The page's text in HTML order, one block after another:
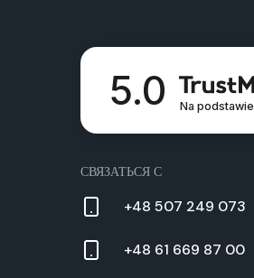
5.0 Na podstawie
СВЯЗАТЬСЯ С
+48 507 249 073
+48 61 669 87 00